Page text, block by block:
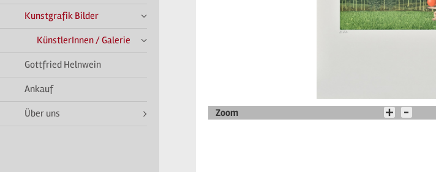
Kunstgrafik Bilder
KünstlerInnen / Galerie
Gottfried Helnwein
Ankauf
Über uns
Zoom